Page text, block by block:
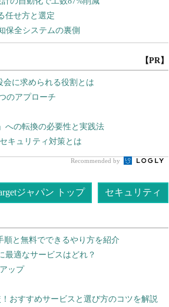
【PR】
に求められる役割とは
のアプローチ
への転換の必要性と実践法
キュリティ対策とは
Recommended by
ジャパン トップ セキュリティ
順と無料でできるやり方を紹介
最適なサービスはどれ？
ップ
おすすめサービスと選び方のコツを解説